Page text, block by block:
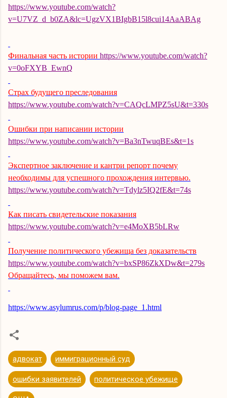
https://www.youtube.com/watch?
v=U7VZ_d_b0ZA&lc=UgzVX1BIgbB15l8cui14AaABAg
Финальная часть истории https://www.youtube.com/watch?
v=0oFXYB_EwnQ
Страх будущего преследования
https://www.youtube.com/watch?v=CAQcLMPZ5sU&t=330s
Ошибки при написании истории
https://www.youtube.com/watch?v=Ba3nTwuqBEs&t=1s
Экспертное заключение и кантри репорт почему
необходимы для успешного прохождения интервью.
https://www.youtube.com/watch?v=Tdylz5IQ2fE&t=74s
Как писать свидетельские показания
https://www.youtube.com/watch?v=e4MoXB5bLRw
Получение политического убежища без доказательств
https://www.youtube.com/watch?v=bxSP86ZkXDw&t=279s
Обращайтесь, мы поможем вам.
https://www.asylumrus.com/p/blog-page_1.html
адвокат иммиграционный суд
ошибки заявителей политическое убежище